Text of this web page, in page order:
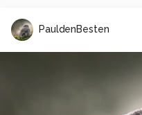
PauldenBesten